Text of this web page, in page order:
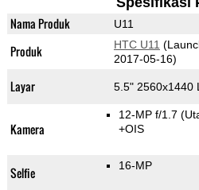
Nama Produk U11
Produk HTC U11
2017-05-16)
Layar 5.5" 2560x1440
Kamera
12-MP f/1.7
+OIS
Selfie 16-MP